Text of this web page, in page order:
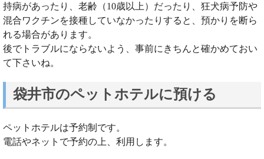
持病があったり、老齢（10歳以上）だったり、狂犬病予防や
混合ワクチンを接種していなかったりすると、預かりを断ら
れる場合があります。
後でトラブルにならないよう、事前にきちんと確かめておい
て下さいね。
袋井市のペットホテルに預ける
ペットホテルは予約制です。
電話やネットで予約の上、利用します。